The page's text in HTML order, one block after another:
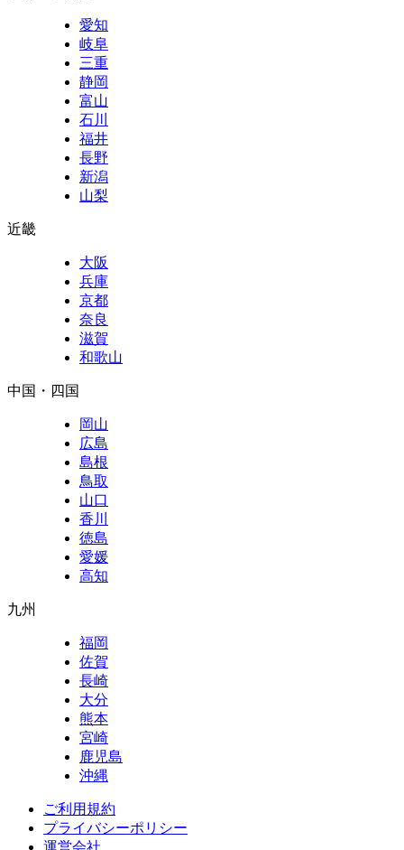
愛知
岐阜
三重
静岡
富山
石川
福井
長野
新潟
山梨
近畿
大阪
兵庫
京都
奈良
滋賀
和歌山
中国・四国
岡山
広島
島根
鳥取
山口
香川
徳島
愛媛
高知
九州
福岡
佐賀
長崎
大分
熊本
宮崎
鹿児島
沖縄
ご利用規約
プライバシーポリシー
運営会社